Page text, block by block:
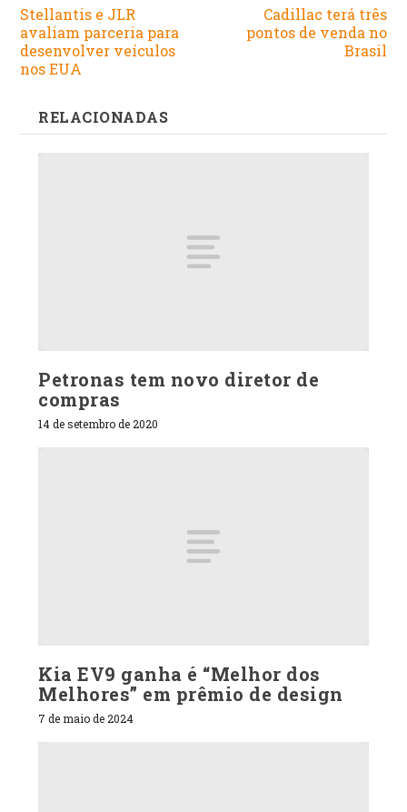
Stellantis e JLR
avaliam parceria para
desenvolver veículos
nos EUA
Cadillac terá três
pontos de venda no
Brasil
RELACIONADAS
Petronas tem novo diretor de
compras
14 de setembro de 2020
Kia EV9 ganha é “Melhor dos
Melhores” em prêmio de design
7 de maio de 2024